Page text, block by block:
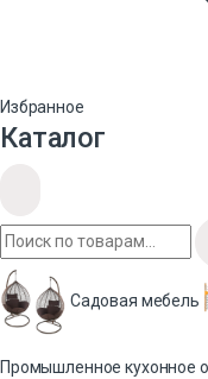
Избранное
Каталог
Садовая мебель
Промышленное кухонное